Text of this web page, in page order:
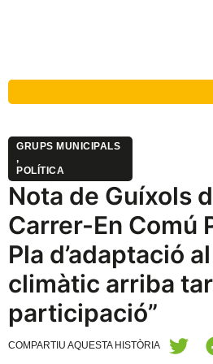
GRUPS MUNICIPALS
,
POLÍTICA
Nota de Guíxols
Carrer-En Comú
Pla d’adaptació
climàtic arriba
participació”
COMPARTIU AQUESTA HISTÒRIA